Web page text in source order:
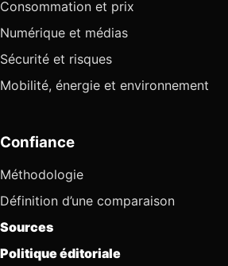
Consommation et prix
Numérique et médias
Sécurité et risques
Mobilité, énergie et environnement
Confiance
Méthodologie
Définition d’une comparaison
Sources
Politique éditoriale